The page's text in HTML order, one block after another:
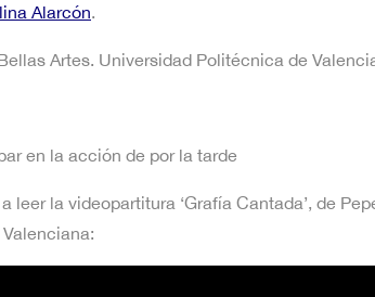
Alarcón.
Artes. Universidad Politécnica de
en la acción de por la tarde
leer la videopartitura ‘Grafía Cantada’, de